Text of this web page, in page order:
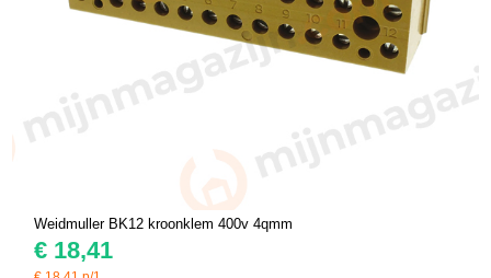
Weidmuller BK12 kroonklem 400v 4qmm
€ 18,41